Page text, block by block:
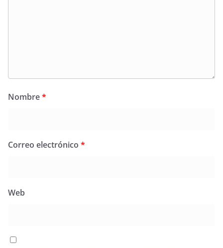
Nombre*
Correo electrónico *
Web